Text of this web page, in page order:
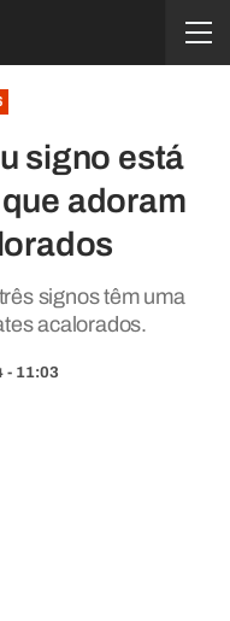
signo está
adoram
signos têm uma
acalorados.
- 11:03